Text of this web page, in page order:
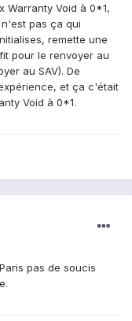
Warranty Void à 0*1,
pas ça qui
remette une
pour le renvoyer au
au SAV). De
et ça c'était
Void à 0*1.
pas de soucis